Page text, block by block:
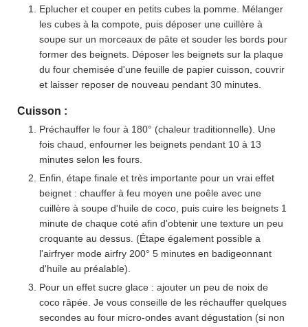
Eplucher et couper en petits cubes la pomme. Mélanger
les cubes à la compote, puis déposer une cuillère à
soupe sur un morceaux de pâte et souder les bords pour
former des beignets. Déposer les beignets sur la plaque
du four chemisée d'une feuille de papier cuisson, couvrir
et laisser reposer de nouveau pendant 30 minutes.
Cuisson :
Préchauffer le four à 180° (chaleur traditionnelle). Une
fois chaud, enfourner les beignets pendant 10 à 13
minutes selon les fours.
Enfin, étape finale et très importante pour un vrai effet
beignet : chauffer à feu moyen une poêle avec une
cuillère à soupe d'huile de coco, puis cuire les beignets 1
minute de chaque coté afin d'obtenir une texture un peu
croquante au dessus. (Étape également possible a
l'airfryer mode airfry 200° 5 minutes en badigeonnant
d'huile au préalable).
Pour un effet sucre glace : ajouter un peu de noix de
coco râpée. Je vous conseille de les réchauffer quelques
secondes au four micro-ondes avant dégustation (si non